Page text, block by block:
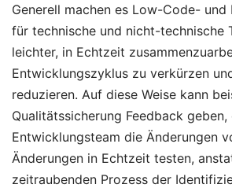
Generell machen es Low-Code-
für technische und nicht-technische
leichter, in Echtzeit
Entwicklungszyklus zu verkürzen
reduzieren. Auf diese Weise kann
Qualitätssicherung Feedback geben,
Entwicklungsteam die Änderungen
Änderungen in Echtzeit testen,
zeitraubenden Prozess der